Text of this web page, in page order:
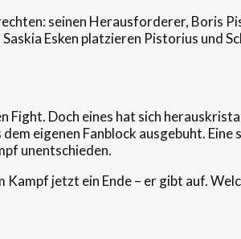
seinen Herausforderer, Boris
Esken platzieren Pistorius und
Fight. Doch eines hat sich
eigenen Fanblock ausgebuht.
unentschieden.
jetzt ein Ende – er gibt auf.